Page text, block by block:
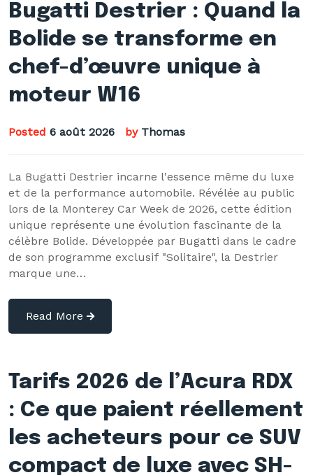
Bugatti Destrier : Quand la
Bolide se transforme en
chef-d’œuvre unique à
moteur W16
Posted 6 août 2026 by Thomas
La Bugatti Destrier incarne l'essence même du luxe
et de la performance automobile. Révélée au public
lors de la Monterey Car Week de 2026, cette édition
unique représente une évolution fascinante de la
célèbre Bolide. Développée par Bugatti dans le cadre
de son programme exclusif "Solitaire", la Destrier
marque une…
Read More
Tarifs 2026 de l’Acura RDX
: Ce que paient réellement
les acheteurs pour ce SUV
compact de luxe avec SH-